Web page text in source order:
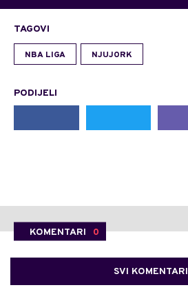
TAGOVI
NBA LIGA NJUJORK
PODIJELI
KOMENTARI 0
SVI KOMENTARI